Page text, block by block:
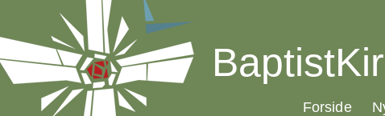
over
og
gå
Vend
20.0:
Forside